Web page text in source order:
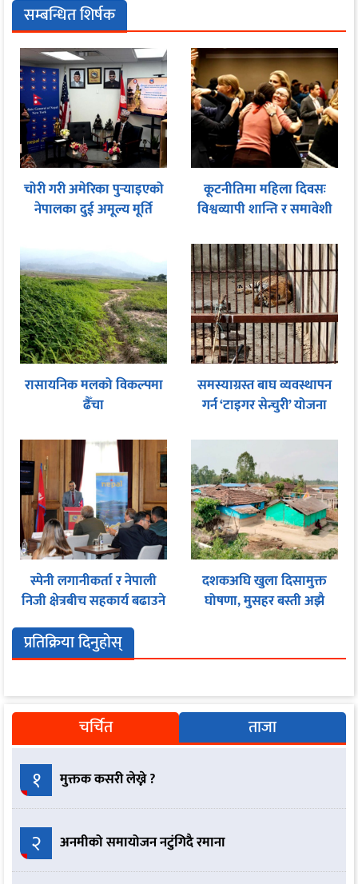
सम्बन्धित शिर्षक
चोरी गरी अमेरिका पुर्‍याइएको
नेपालका दुई अमूल्य मूर्ति
कूटनीतिमा महिला दिवसः
विश्वव्यापी शान्ति र समावेशी
सहभागितामा जोड
रासायनिक मलको विकल्पमा
ढैँचा
समस्याग्रस्त बाघ व्यवस्थापन
गर्न ‘टाइगर सेन्चुरी’ योजना
स्पेनी लगानीकर्ता र नेपाली
निजी क्षेत्रबीच सहकार्य बढाउने
दशकअघि खुला दिसामुक्त
घोषणा, मुसहर बस्ती अझै
प्रतिक्रिया दिनुहोस्
चर्चित ताजा
१ मुक्तक कसरी लेख्ने ?
२ अनमीको समायोजन नटुंगिदै रमाना